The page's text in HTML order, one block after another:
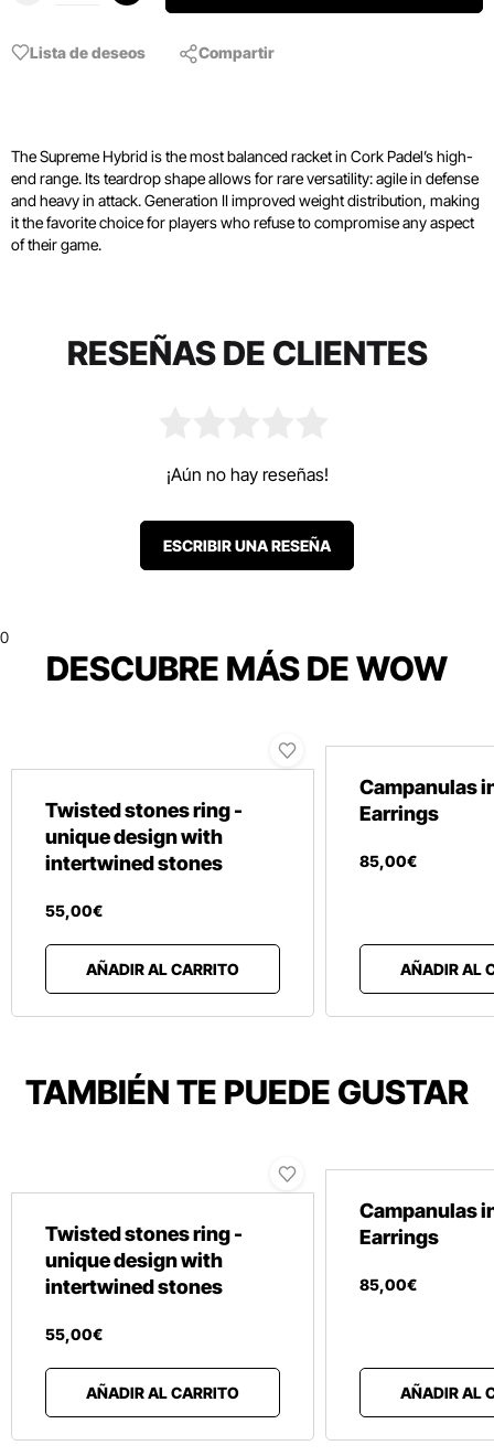
Lista de deseos Compartir
The Supreme Hybrid is the most balanced racket in Cork Padel’s high-
end range. Its teardrop shape allows for rare versatility: agile in defense
and heavy in attack. Generation II improved weight distribution, making
it the favorite choice for players who refuse to compromise any aspect
of their game.
RESEÑAS DE CLIENTES
¡Aún no hay reseñas!
ESCRIBIR UNA RESEÑA
0
DESCUBRE MÁS DE WOW
Twisted stones ring -
unique design with
intertwined stones
55,00€
AÑADIR AL CARRITO
Campanulas
Earrings
85,00€
AÑADIR AL
TAMBIÉN TE PUEDE GUSTAR
Twisted stones ring -
unique design with
intertwined stones
55,00€
AÑADIR AL CARRITO
Campanulas
Earrings
85,00€
AÑADIR AL